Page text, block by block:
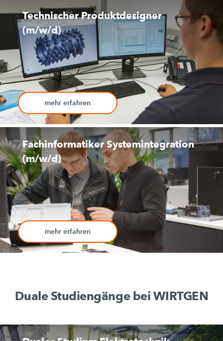
Technischer Produktdesigner
(m/w/d)
mehr erfahren
Fachinformatiker Systemintegration
(m/w/d)
mehr erfahren
Duale Studiengänge bei WIRTGEN